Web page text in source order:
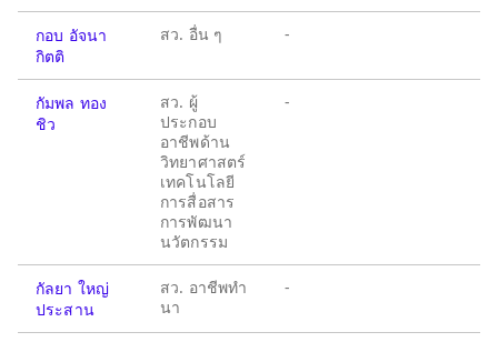
กอบ อัจนา
กิตติ
สว. อื่น ๆ -
กัมพล ทอง
ชิว
สว. ผู้
ประกอบ
อาชีพด้าน
วิทยาศาสตร์
เทคโนโลยี
การสื่อสาร
การพัฒนา
นวัตกรรม
-
กัลยา ใหญ่
ประสาน
สว. อาชีพทำ
นา
-